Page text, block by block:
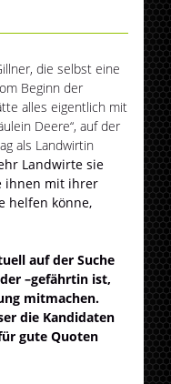
die selbst eine
Beginn der
alles eigentlich mit
Deere“, auf der
als Landwirtin
Landwirte sie
ihnen mit ihrer
helfen könne,
auf der Suche
–gefährtin ist,
mitmachen.
die Kandidaten
gute Quoten